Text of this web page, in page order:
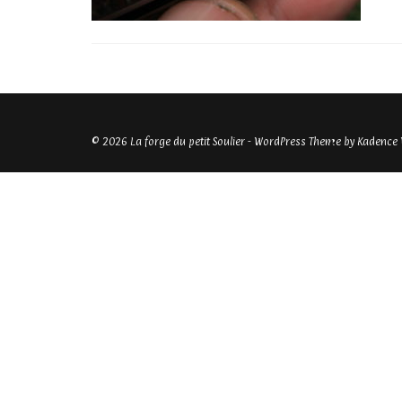
© 2026 La forge du petit Soulier - WordPress Theme by Kadence